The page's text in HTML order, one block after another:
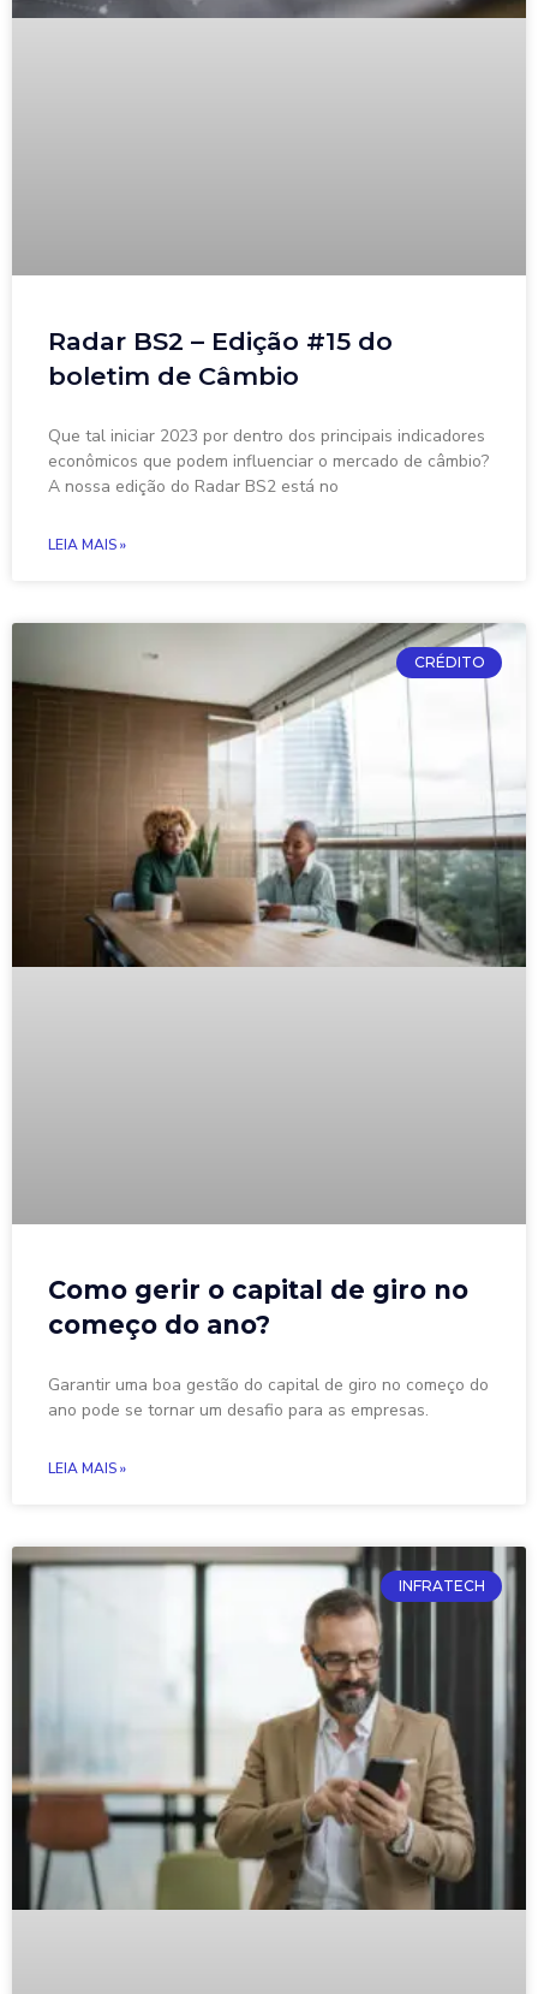
Radar BS2 – Edição #15 do
boletim de Câmbio
Que tal iniciar 2023 por dentro dos principais indicadores
econômicos que podem influenciar o mercado de câmbio?
A nossa edição do Radar BS2 está no
LEIA MAIS »
CRÉDITO
Como gerir o capital de giro no
começo do ano?
Garantir uma boa gestão do capital de giro no começo do
ano pode se tornar um desafio para as empresas.
LEIA MAIS »
INFRATECH